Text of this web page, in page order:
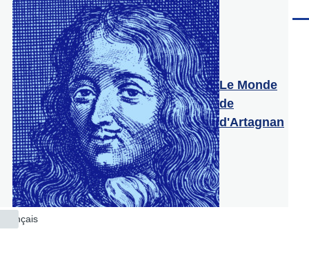
Aller au contenu principal
Le Monde
de
d'Artagnan
Français
Lister